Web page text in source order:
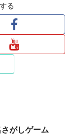
る
がしゲーム